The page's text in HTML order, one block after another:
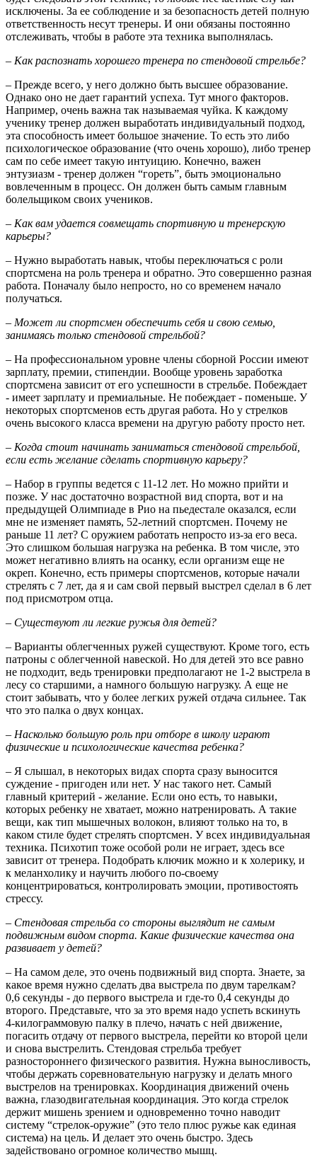
исключены. За ее соблюдение и за безопасность детей полную
ответственность несут тренеры. И они обязаны постоянно
отслеживать, чтобы в работе эта техника выполнялась.
– Как распознать хорошего тренера по стендовой стрельбе?
– Прежде всего, у него должно быть высшее образование.
Однако оно не дает гарантий успеха. Тут много факторов.
Например, очень важна так называемая чуйка. К каждому
ученику тренер должен выработать индивидуальный подход,
эта способность имеет большое значение. То есть это либо
психологическое образование (что очень хорошо), либо тренер
сам по себе имеет такую интуицию. Конечно, важен
энтузиазм - тренер должен “гореть”, быть эмоционально
вовлеченным в процесс. Он должен быть самым главным
болельщиком своих учеников.
– Как вам удается совмещать спортивную и тренерскую
карьеры?
– Нужно выработать навык, чтобы переключаться с роли
спортсмена на роль тренера и обратно. Это совершенно разная
работа. Поначалу было непросто, но со временем начало
получаться.
– Может ли спортсмен обеспечить себя и свою семью,
занимаясь только стендовой стрельбой?
– На профессиональном уровне члены сборной России имеют
зарплату, премии, стипендии. Вообще уровень заработка
спортсмена зависит от его успешности в стрельбе. Побеждает
- имеет зарплату и премиальные. Не побеждает - поменьше. У
некоторых спортсменов есть другая работа. Но у стрелков
очень высокого класса времени на другую работу просто нет.
– Когда стоит начинать заниматься стендовой стрельбой,
если есть желание сделать спортивную карьеру?
– Набор в группы ведется с 11-12 лет. Но можно прийти и
позже. У нас достаточно возрастной вид спорта, вот и на
предыдущей Олимпиаде в Рио на пьедестале оказался, если
мне не изменяет память, 52-летний спортсмен. Почему не
раньше 11 лет? С оружием работать непросто из-за его веса.
Это слишком большая нагрузка на ребенка. В том числе, это
может негативно влиять на осанку, если организм еще не
окреп. Конечно, есть примеры спортсменов, которые начали
стрелять с 7 лет, да я и сам свой первый выстрел сделал в 6 лет
под присмотром отца.
– Существуют ли легкие ружья для детей?
– Варианты облегченных ружей существуют. Кроме того, есть
патроны с облегченной навеской. Но для детей это все равно
не подходит, ведь тренировки предполагают не 1-2 выстрела в
лесу со старшими, а намного большую нагрузку. А еще не
стоит забывать, что у более легких ружей отдача сильнее. Так
что это палка о двух концах.
– Насколько большую роль при отборе в школу играют
физические и психологические качества ребенка?
– Я слышал, в некоторых видах спорта сразу выносится
суждение - пригоден или нет. У нас такого нет. Самый
главный критерий - желание. Если оно есть, то навыки,
которых ребенку не хватает, можно натренировать. А такие
вещи, как тип мышечных волокон, влияют только на то, в
каком стиле будет стрелять спортсмен. У всех индивидуальная
техника. Психотип тоже особой роли не играет, здесь все
зависит от тренера. Подобрать ключик можно и к холерику, и
к меланхолику и научить любого по-своему
концентрироваться, контролировать эмоции, противостоять
стрессу.
– Стендовая стрельба со стороны выглядит не самым
подвижным видом спорта. Какие физические качества она
развивает у детей?
– На самом деле, это очень подвижный вид спорта. Знаете, за
какое время нужно сделать два выстрела по двум тарелкам?
0,6 секунды - до первого выстрела и где-то 0,4 секунды до
второго. Представьте, что за это время надо успеть вскинуть
4-килограммовую палку в плечо, начать с ней движение,
погасить отдачу от первого выстрела, перейти ко второй цели
и снова выстрелить. Стендовая стрельба требует
разностороннего физического развития. Нужна выносливость,
чтобы держать соревновательную нагрузку и делать много
выстрелов на тренировках. Координация движений очень
важна, глазодвигательная координация. Это когда стрелок
держит мишень зрением и одновременно точно наводит
систему “стрелок-оружие” (это тело плюс ружье как единая
система) на цель. И делает это очень быстро. Здесь
задействовано огромное количество мышц.